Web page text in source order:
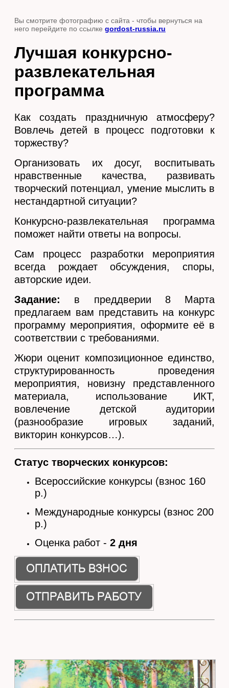
Вы смотрите фотографию с сайта - чтобы вернуться на
него перейдите по ссылке gordost-russia.ru
Лучшая конкурсно-
развлекательная
программа
Как создать праздничную атмосферу?
Вовлечь детей в процесс подготовки к
торжеству?
Организовать их досуг, воспитывать
нравственные качества, развивать
творческий потенциал, умение мыслить в
нестандартной ситуации?
Конкурсно-развлекательная программа
поможет найти ответы на вопросы.
Сам процесс разработки мероприятия
всегда рождает обсуждения, споры,
авторские идеи.
Задание: в преддверии 8 Марта
предлагаем вам представить на конкурс
программу мероприятия, оформите её в
соответствии с требованиями.
Жюри оценит композиционное единство,
структурированность проведения
мероприятия, новизну представленного
материала, использование ИКТ,
вовлечение детской аудитории
(разнообразие игровых заданий,
викторин конкурсов…).
Статус творческих конкурсов:
Всероссийские конкурсы (взнос 160
р.)
Международные конкурсы (взнос 200
р.)
Оценка работ - 2 дня